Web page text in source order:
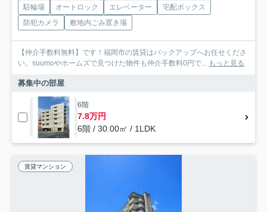
駐輪場 オートロック エレベーター
宅配ボックス
防犯カメラ
敷地内ごみ置き場
【仲介手数料無料】です！福岡市の賃貸はバックアップへお任せくださ
い。suumoやホームズで見つけた物件も仲介手数料0円で... もっと見る
募集中の部屋
6階
7.8万円
6階 / 30.00㎡ / 1LDK
賃貸マンション